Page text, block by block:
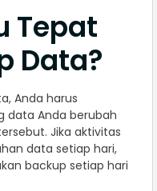
Tepat
Data?
Anda harus
data Anda berubah
Jika aktivitas
data setiap hari,
backup setiap hari